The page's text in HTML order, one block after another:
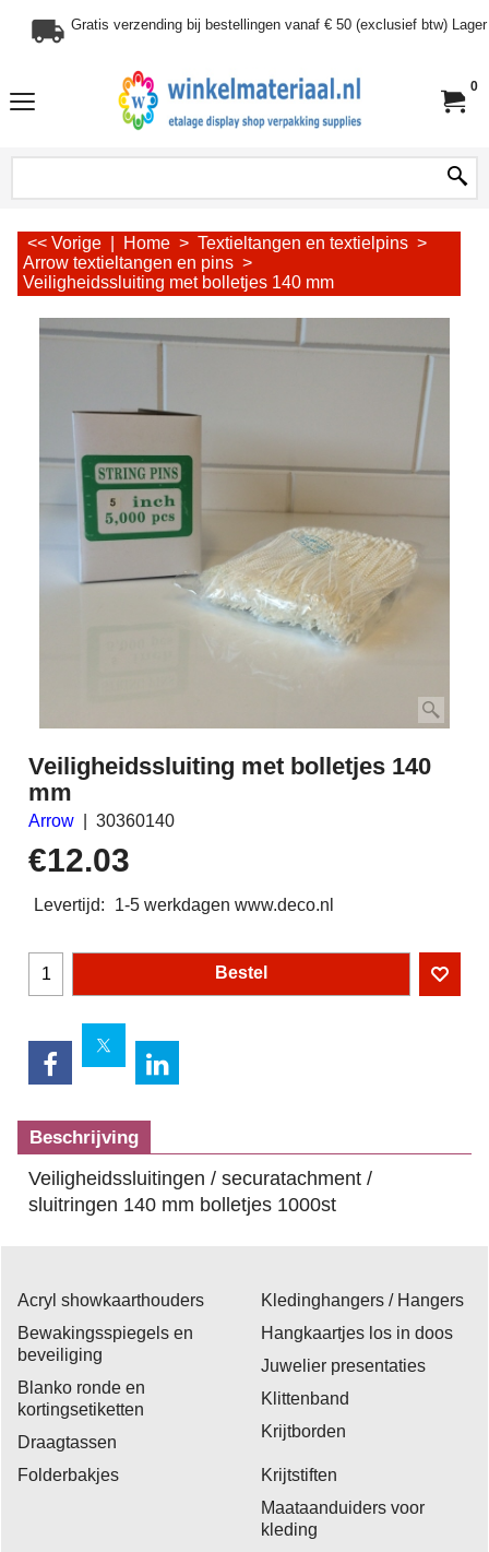
Gratis verzending bij bestellingen vanaf € 50 (exclusief btw)
0
<< Vorige Home > Textieltangen en textielpins >
Arrow textieltangen en pins >
Veiligheidssluiting met bolletjes 140 mm
Veiligheidssluiting met bolletjes 140
mm
Arrow 30360140
€12.03
Levertijd: 1-5 werkdagen www.deco.nl
Bestel
Beschrijving
Veiligheidssluitingen / securatachment /
sluitringen 140 mm bolletjes 1000st
Acryl showkaarthouders
Bewakingsspiegels en
beveiliging
Blanko ronde en
kortingsetiketten
Draagtassen
Folderbakjes
Kledinghangers / Hangers
Hangkaartjes los in doos
Juwelier presentaties
Klittenband
Krijtborden
Krijtstiften
Maataanduiders voor
kleding